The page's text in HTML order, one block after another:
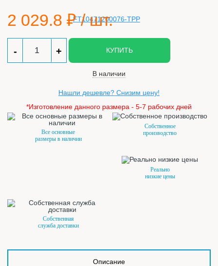
2 029.8 ₽ / шт.
- + КУПИТЬ
В наличии
Нашли дешевле? Снизим цену!
*Изготовление данного размера - 5-7 рабочих дней
Все основные
размеры в наличии
Собственное
производство
Реально
низкие цены
Собственная
служба доставки
Описание